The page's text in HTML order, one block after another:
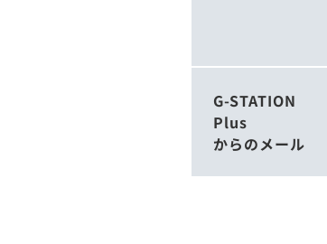
G-STATION
Plus
からのメール